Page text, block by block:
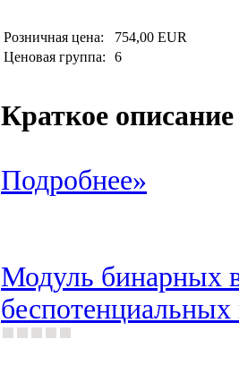
Розничная цена:
754,00 EUR
Ценовая группа:
6
Краткое описание
Подробнее»
Модуль бинарных